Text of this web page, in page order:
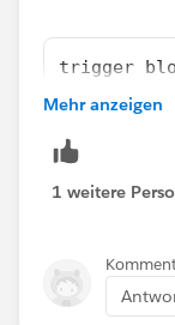
trigger
        }
Let me know if
Mehr anzeigen
1 weitere